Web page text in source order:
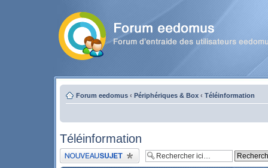
Forum eedomus ‹ Périphériques & Box ‹ Téléinformation
Téléinformation
Publier un nouveau sujet